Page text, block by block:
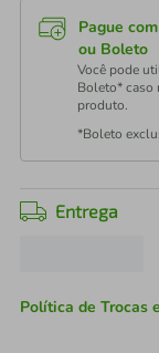
Pague
ou Boleto
Você pode
Boleto* caso
produto.
*Boleto
Entrega
Política de Trocas